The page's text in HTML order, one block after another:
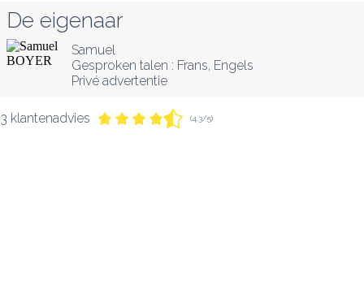
De eigenaar
Samuel
Gesproken talen : Frans Engels
Privé advertentie
3 klantenadvies (4,3/5)